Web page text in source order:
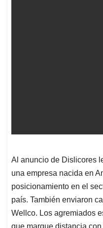
Al anuncio de Dislicores
una empresa nacida en
posicionamiento en el
país. También enviaron
Wellco. Los agremiados